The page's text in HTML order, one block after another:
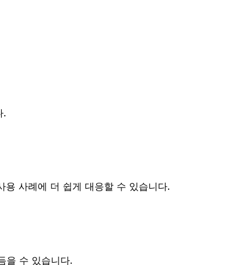
.
사례에 더 쉽게 대응할 수 있습니다.
을 수 있습니다.